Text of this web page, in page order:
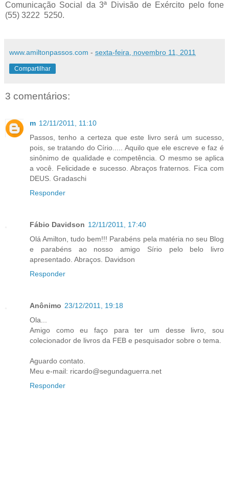
Comunicação Social da 3ª Divisão de Exército pelo fone
(55) 3222 5250.
www.amiltonpassos.com - sexta-feira, novembro 11, 2011
Compartilhar
3 comentários:
m 12/11/2011, 11:10
Passos, tenho a certeza que este livro será um sucesso,
pois, se tratando do Círio..... Aquilo que ele escreve e faz é
sinônimo de qualidade e competência. O mesmo se aplica
a você. Felicidade e sucesso. Abraços fraternos. Fica com
DEUS. Gradaschi
Responder
Fábio Davidson 12/11/2011, 17:40
Olá Amilton, tudo bem!!! Parabéns pela matéria no seu Blog
e parabéns ao nosso amigo Sírio pelo belo livro
apresentado. Abraços. Davidson
Responder
Anônimo 23/12/2011, 19:18
Ola...
Amigo como eu faço para ter um desse livro, sou
colecionador de livros da FEB e pesquisador sobre o tema.
Aguardo contato.
Meu e-mail: ricardo@segundaguerra.net
Responder